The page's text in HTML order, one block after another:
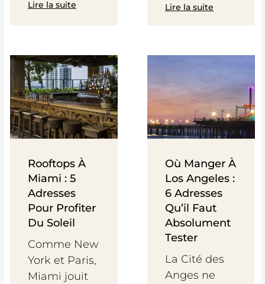
Lire la suite Lire la suite
Rooftops À
Miami : 5
Adresses
Pour Profiter
Du Soleil
Comme New
York et Paris,
Miami jouit
Où Manger À
Los Angeles :
6 Adresses
Qu’il Faut
Absolument
Tester
La Cité des
Anges ne